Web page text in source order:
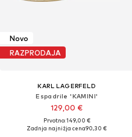
Novo
RAZPRODAJA
KARL LAGERFELD
Espadrile 'KAMINI'
129,00 €
Prvotno: 149,00 €
Zadnja najnižja cena90,30 €